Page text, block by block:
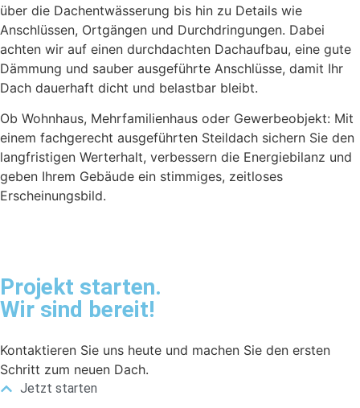
über die Dachentwässerung bis hin zu Details wie
Anschlüssen, Ortgängen und Durchdringungen. Dabei
achten wir auf einen durchdachten Dachaufbau, eine gute
Dämmung und sauber ausgeführte Anschlüsse, damit Ihr
Dach dauerhaft dicht und belastbar bleibt.
Ob Wohnhaus, Mehrfamilienhaus oder Gewerbeobjekt: Mit
einem fachgerecht ausgeführten Steildach sichern Sie den
langfristigen Werterhalt, verbessern die Energiebilanz und
geben Ihrem Gebäude ein stimmiges, zeitloses
Erscheinungsbild.
Projekt starten.
Wir sind bereit!
Kontaktieren Sie uns heute und machen Sie den ersten
Schritt zum neuen Dach.
Jetzt starten